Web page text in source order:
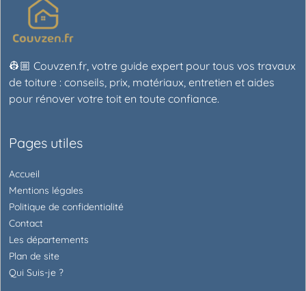
👷🏼 Couvzen.fr, votre guide expert pour tous vos travaux
de toiture : conseils, prix, matériaux, entretien et aides
pour rénover votre toit en toute confiance.
Pages utiles
Accueil
Mentions légales
Politique de confidentialité
Contact
Les départements
Plan de site
Qui Suis-je ?